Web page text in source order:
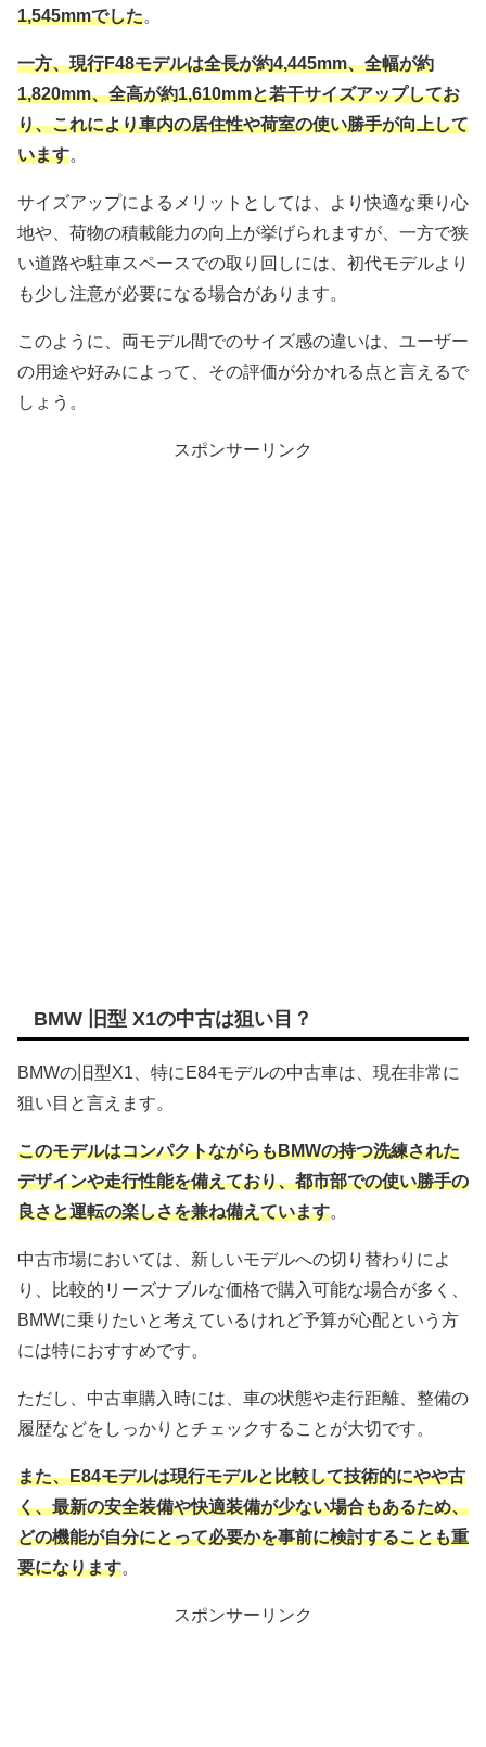
1,545mmでした。
一方、現行F48モデルは全長が約4,445mm、全幅が約
1,820mm、全高が約1,610mmと若干サイズアップしてお
り、これにより車内の居住性や荷室の使い勝手が向上して
います。
サイズアップによるメリットとしては、より快適な乗り心
地や、荷物の積載能力の向上が挙げられますが、一方で狭
い道路や駐車スペースでの取り回しには、初代モデルより
も少し注意が必要になる場合があります。
このように、両モデル間でのサイズ感の違いは、ユーザー
の用途や好みによって、その評価が分かれる点と言えるで
しょう。
スポンサーリンク
BMW 旧型 X1の中古は狙い目？
BMWの旧型X1、特にE84モデルの中古車は、現在非常に
狙い目と言えます。
このモデルはコンパクトながらもBMWの持つ洗練された
デザインや走行性能を備えており、都市部での使い勝手の
良さと運転の楽しさを兼ね備えています。
中古市場においては、新しいモデルへの切り替わりによ
り、比較的リーズナブルな価格で購入可能な場合が多く、
BMWに乗りたいと考えているけれど予算が心配という方
には特におすすめです。
ただし、中古車購入時には、車の状態や走行距離、整備の
履歴などをしっかりとチェックすることが大切です。
また、E84モデルは現行モデルと比較して技術的にやや古
く、最新の安全装備や快適装備が少ない場合もあるため、
どの機能が自分にとって必要かを事前に検討することも重
要になります。
スポンサーリンク